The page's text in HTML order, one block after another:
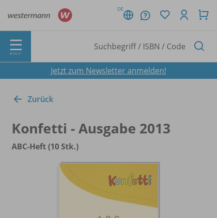
DE
MENÜ
Jetzt zum Newsletter anmelden!
Zurück
Konfetti - Ausgabe 2013
ABC-Heft (10 Stk.)